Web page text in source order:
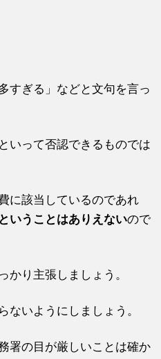
すぎる」などと文句を言っ
いって否認できるものでは
に該当しているのであれ
いうことはありえないので
かり主張しましょう。
ないようにしましょう。
署の目が厳しいことは確か